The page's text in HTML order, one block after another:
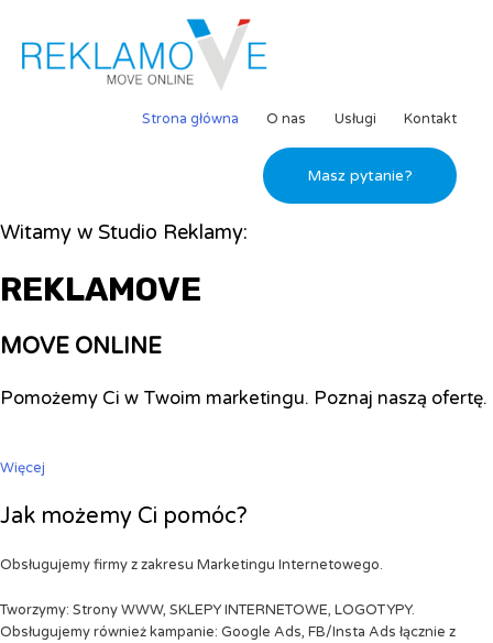
Strona główna O nas Usługi Kontakt
Masz pytanie?
Witamy w Studio Reklamy:
REKLAMOVE
MOVE ONLINE
Pomożemy Ci w Twoim marketingu. Poznaj naszą ofertę.
Więcej
Jak możemy Ci pomóc?
Obsługujemy firmy z zakresu Marketingu Internetowego.
Tworzymy: Strony WWW, SKLEPY INTERNETOWE, LOGOTYPY.
Obsługujemy również kampanie: Google Ads, FB/Insta Ads łącznie z